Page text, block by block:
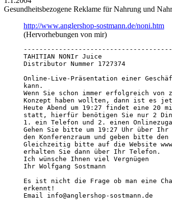
Gesundheitsbezogene Reklame für Nahrung und
http://www.anglershop-sostmann.de/noni.htm
(Hervorhebungen von mir)
TAHITIAN NONIr Juice
Distributor Nummer 1727374
Online-Live-Präsentation einer
kann.
Wenn Sie schon immer erfolgreich von
Konzept haben wollten, dann ist es
Heute Abend um 19:27 findet eine 20
statt, hierfür benötigen Sie nur 2
1. ein Telefon und 2. einen
Gehen Sie bitte um 19:27 Uhr über
den Konferenzraum und geben bitte
Gleichzeitig bitte auf die Website
erhalten Sie dann über Ihr Telefon.
Ich wünsche Ihnen viel Vergnügen
Ihr Wolfgang Sostmann
Es ist nicht die Frage ob man eine
erkennt!
Email info@anglershop-sostmann.de